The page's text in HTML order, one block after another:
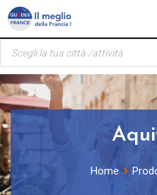
Pannello di gestione dei cookies
Skip
content
Ricerca
prodotti
Home